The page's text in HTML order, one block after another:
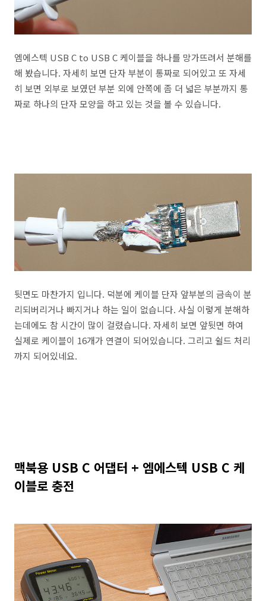
엠에스텍 USB C to USB C 케이블을 하나를 망가뜨려서 분해를
해 봤습니다. 자세히 보면 단자 부분이 통짜로 되어있고 또 자세
히 보면 외부로 보였던 부분 외에 안쪽에 좀 더 넓은 부분까지 통
짜로 하나의 단자 모양을 하고 있는 것을 볼 수 있습니다.
뒷면도 마찬가지 입니다. 덕분에 케이블 단자 앞부분의 금속이 분
리되버리거나 빠지거나 하는 일이 없습니다. 사실 이렇게 분해하
는데에도 참 시간이 많이 걸렸습니다. 자세히 보면 앞뒷면 하여
실제로 케이블이 16개가 연결이 되어있습니다. 그리고 쉴드 처리
까지 되어있네요.
맥북용 USB C 어댑터 + 엠에스텍 USB C 케
이블로 충전